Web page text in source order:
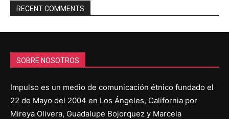
RECENT COMMENTS
SOBRE NOSOTROS
Impulso es un medio de comunicación étnico fundado el
22 de Mayo del 2004 en Los Ángeles, California por
Mireya Olivera, Guadalupe Bojorquez y Marcela